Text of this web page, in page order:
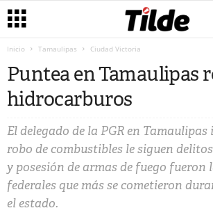
Inicio Tamaulipas Ciudad Victoria
Puntea en Tamaulipas
hidrocarburos
El delegado de la PGR en
robo de combustibles le siguen
y posesión de armas de fuego fueron
federales que más se cometieron
el estado.